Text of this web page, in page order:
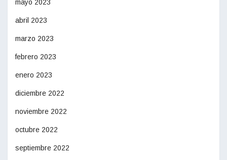
mayo 2023
abril 2023
marzo 2023
febrero 2023
enero 2023
diciembre 2022
noviembre 2022
octubre 2022
septiembre 2022